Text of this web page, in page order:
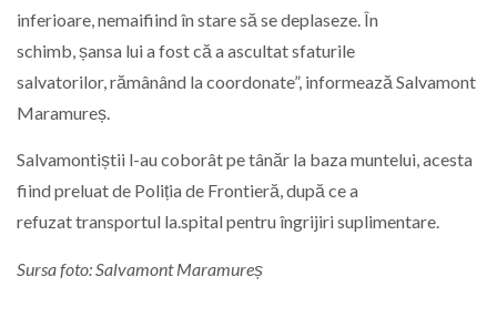
inferioare, nemaifiind în stare să se deplaseze. În
schimb, șansa lui a fost că a ascultat sfaturile
salvatorilor, rămânând la coordonate”, informează Salvamont
Maramureș.
Salvamontiștii l-au coborât pe tânăr la baza muntelui, acesta
fiind preluat de Poliția de Frontieră, după ce a
refuzat transportul la.spital pentru îngrijiri suplimentare.
Sursa foto: Salvamont Maramureș